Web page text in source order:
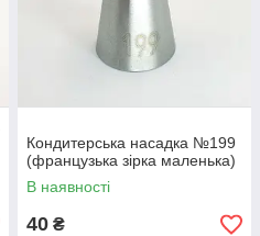
Кондитерська насадка №199
(французька зірка маленька)
В наявності
40 ₴